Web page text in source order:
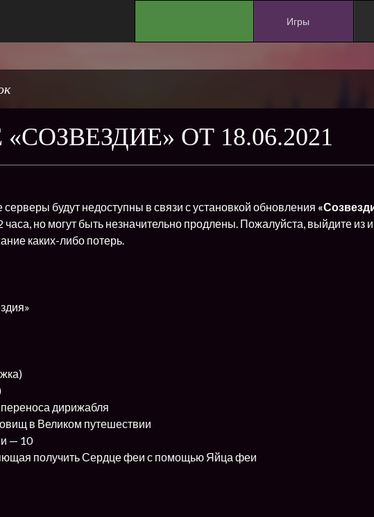
Игры
ОТ 18.06.2021
будут недоступны в связи с установкой обновления
часа, но могут быть незначительно продлены. Пожалуйста, выйдите из
каких-либо потерь.
переноса дирижабля
в Великом путешествии
— 10
получить Сердце феи с помощью Яйца феи